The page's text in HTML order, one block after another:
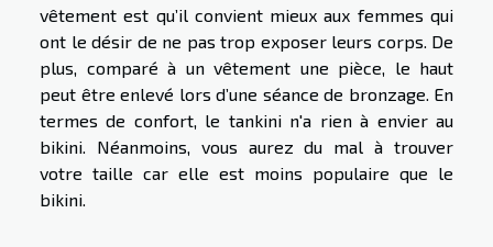
vêtement est qu’il convient mieux aux femmes qui
ont le désir de ne pas trop exposer leurs corps. De
plus, comparé à un vêtement une pièce, le haut
peut être enlevé lors d’une séance de bronzage. En
termes de confort, le tankini n'a rien à envier au
bikini. Néanmoins, vous aurez du mal à trouver
votre taille car elle est moins populaire que le
bikini.